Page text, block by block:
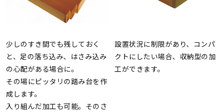
少しのすき間でも残しておく
と、足の落ち込み、はさみ込み
の心配がある場合に。
その場にピッタリの踏み台を作
成します。
入り組んだ加工も可能。そのさ
設置状況に制限があり、コンパ
クトにしたい場合、収納型の加
工ができます。